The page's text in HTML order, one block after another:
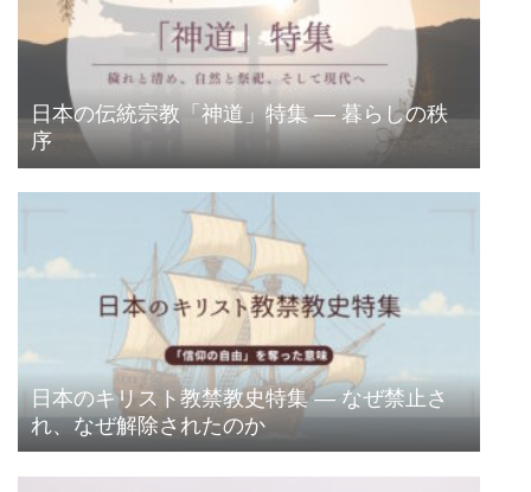
日本の伝統宗教「神道」特集 ― 暮らしの秩
序
日本のキリスト教禁教史特集 ― なぜ禁止さ
れ、なぜ解除されたのか